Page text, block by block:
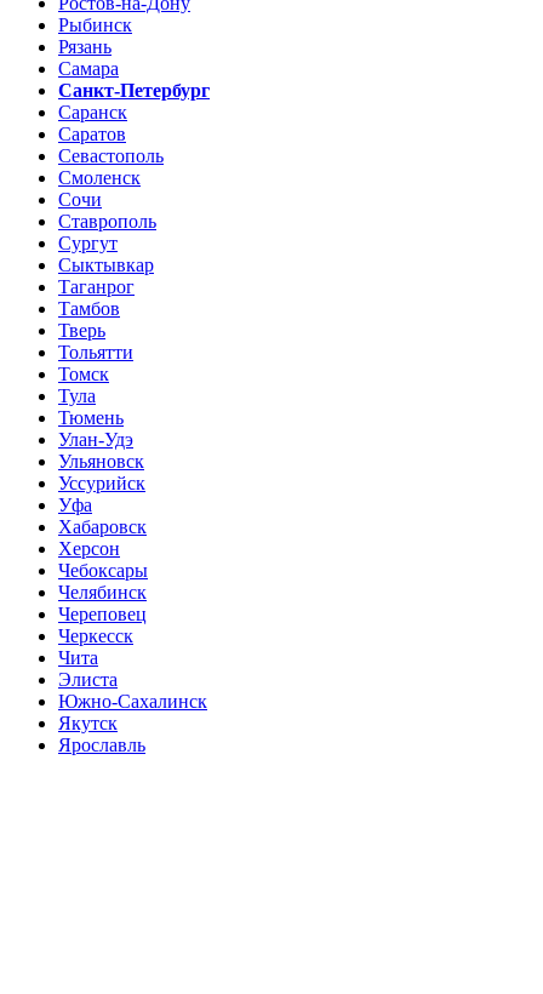
Рыбинск
Рязань
Самара
Санкт-Петербург
Саранск
Саратов
Севастополь
Смоленск
Сочи
Ставрополь
Сургут
Сыктывкар
Таганрог
Тамбов
Тверь
Тольятти
Томск
Тула
Тюмень
Улан-Удэ
Ульяновск
Уссурийск
Уфа
Хабаровск
Херсон
Чебоксары
Челябинск
Череповец
Черкесск
Чита
Элиста
Южно-Сахалинск
Якутск
Ярославль